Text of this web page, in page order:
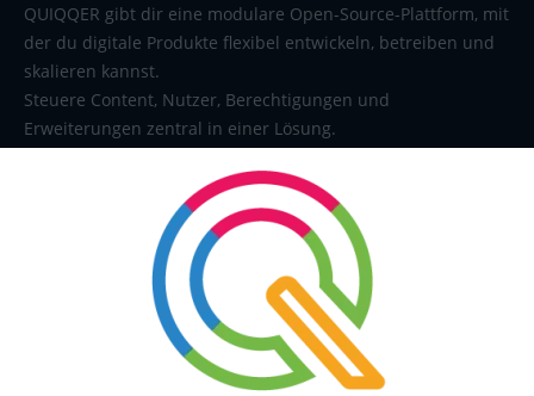
QUIQQER gibt dir eine modulare Open-Source-Plattform, mit
der du digitale Produkte flexibel entwickeln, betreiben und
skalieren kannst.
Steuere Content, Nutzer, Berechtigungen und
Erweiterungen zentral in einer Lösung.